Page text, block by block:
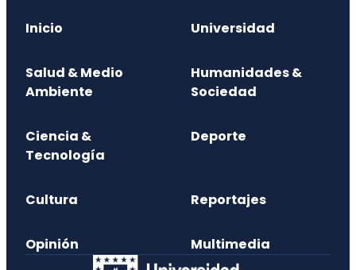
Inicio Universidad
Salud & Medio
Ambiente
Humanidades &
Sociedad
Ciencia &
Tecnología
Deporte
Cultura Reportajes
Opinión Multimedia